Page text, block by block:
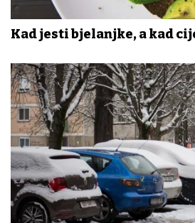
Kad jesti bjelanjke, a kad